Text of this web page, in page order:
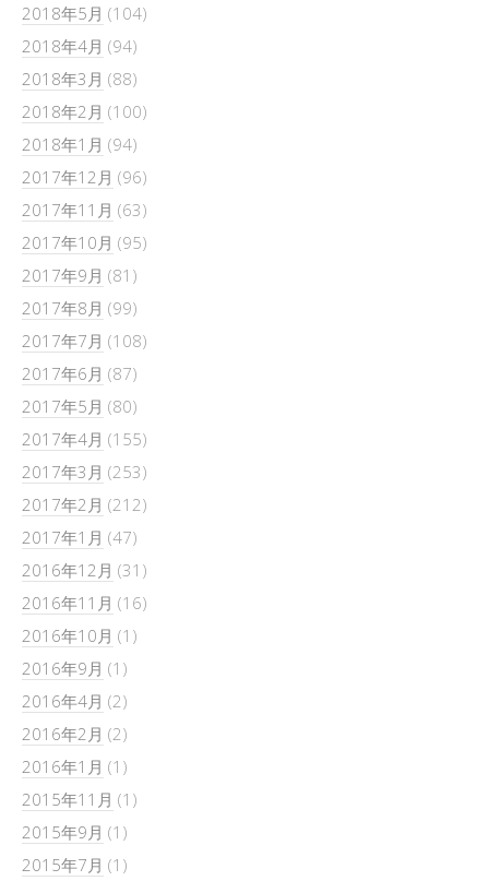
2018年5月 (104)
2018年4月 (94)
2018年3月 (88)
2018年2月 (100)
2018年1月 (94)
2017年12月 (96)
2017年11月 (63)
2017年10月 (95)
2017年9月 (81)
2017年8月 (99)
2017年7月 (108)
2017年6月 (87)
2017年5月 (80)
2017年4月 (155)
2017年3月 (253)
2017年2月 (212)
2017年1月 (47)
2016年12月 (31)
2016年11月 (16)
2016年10月 (1)
2016年9月 (1)
2016年4月 (2)
2016年2月 (2)
2016年1月 (1)
2015年11月 (1)
2015年9月 (1)
2015年7月 (1)